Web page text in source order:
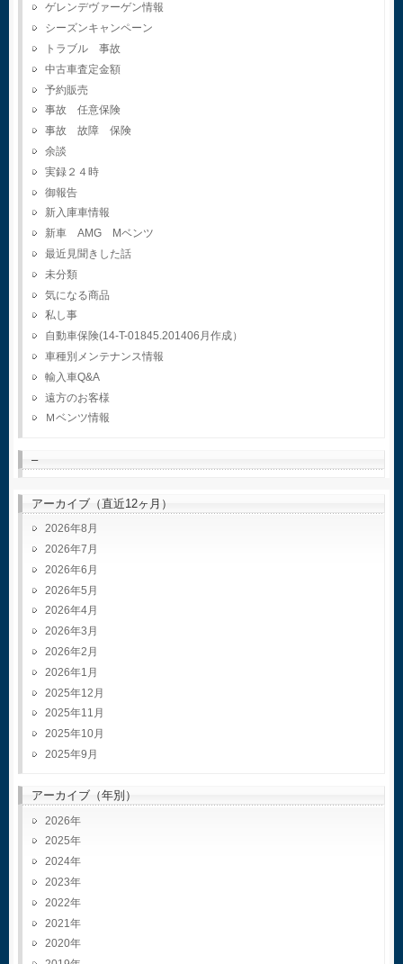
ゲレンデヴァーゲン情報
シーズンキャンペーン
トラブル 事故
中古車査定金額
予約販売
事故 任意保険
事故 故障 保険
余談
実録２４時
御報告
新入庫車情報
新車 AMG Mベンツ
最近見聞きした話
未分類
気になる商品
私し事
自動車保険(14-T-01845.201406月作成）
車種別メンテナンス情報
輸入車Q&A
遠方のお客様
Ｍベンツ情報
–
アーカイブ（直近12ヶ月）
2026年8月
2026年7月
2026年6月
2026年5月
2026年4月
2026年3月
2026年2月
2026年1月
2025年12月
2025年11月
2025年10月
2025年9月
アーカイブ（年別）
2026
2025
2024
2023
2022
2021
2020